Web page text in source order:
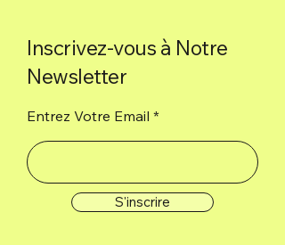
Inscrivez-vous à Notre
Newsletter
Entrez Votre Email
S'inscrire